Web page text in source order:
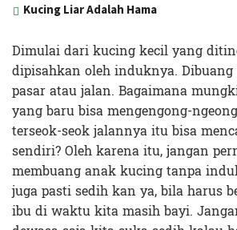
Kucing Liar Adalah Hama
Dimulai dari kucing kecil yang
dipisahkan oleh induknya.
pasar atau jalan. Bagaimana
yang baru bisa mengengong-
terseok-seok jalannya itu bisa
sendiri? Oleh karena itu, jangan
membuang anak kucing tanpa
juga pasti sedih kan ya, bila harus
ibu di waktu kita masih bayi.